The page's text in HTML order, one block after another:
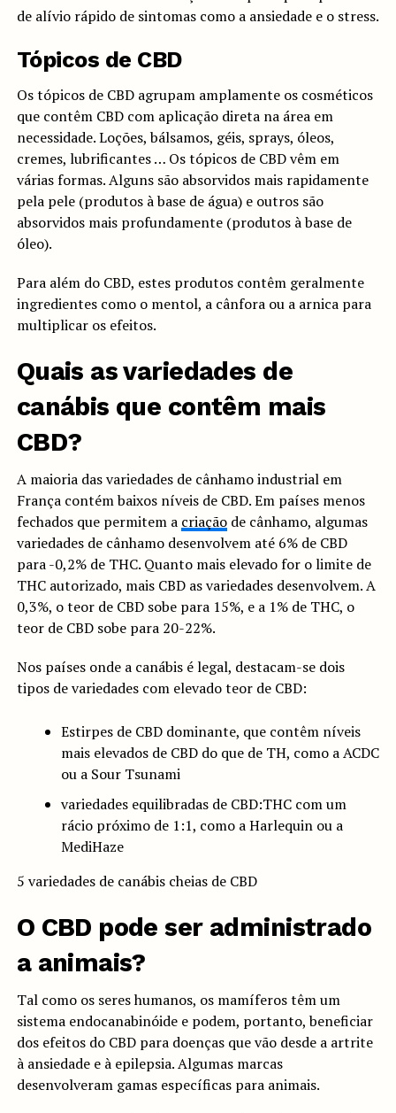
de alívio rápido de sintomas como a ansiedade e o stress.
Tópicos de CBD
Os tópicos de CBD agrupam amplamente os cosméticos
que contêm CBD com aplicação direta na área em
necessidade. Loções, bálsamos, géis, sprays, óleos,
cremes, lubrificantes … Os tópicos de CBD vêm em
várias formas. Alguns são absorvidos mais rapidamente
pela pele (produtos à base de água) e outros são
absorvidos mais profundamente (produtos à base de
óleo).
Para além do CBD, estes produtos contêm geralmente
ingredientes como o mentol, a cânfora ou a arnica para
multiplicar os efeitos.
Quais as variedades de
canábis que contêm mais
CBD?
A maioria das variedades de cânhamo industrial em
França contém baixos níveis de CBD. Em países menos
fechados que permitem a criaçãode cânhamo, algumas
variedades de cânhamo desenvolvem até 6% de CBD
para -0,2% de THC. Quanto mais elevado for o limite de
THC autorizado, mais CBD as variedades desenvolvem. A
0,3%, o teor de CBD sobe para 15%, e a 1% de THC, o
teor de CBD sobe para 20-22%.
Nos países onde a canábis é legal, destacam-se dois
tipos de variedades com elevado teor de CBD:
Estirpes de CBD dominante, que contêm níveis
mais elevados de CBD do que de TH, como a ACDC
ou a Sour Tsunami
variedades equilibradas de CBD:THC com um
rácio próximo de 1:1, como a Harlequin ou a
MediHaze
5 variedades de canábis cheias de CBD
O CBD pode ser administrado
a animais?
Tal como os seres humanos, os mamíferos têm um
sistema endocanabinóide e podem, portanto, beneficiar
dos efeitos do CBD para doenças que vão desde a artrite
à ansiedade e à epilepsia. Algumas marcas
desenvolveram gamas específicas para animais.